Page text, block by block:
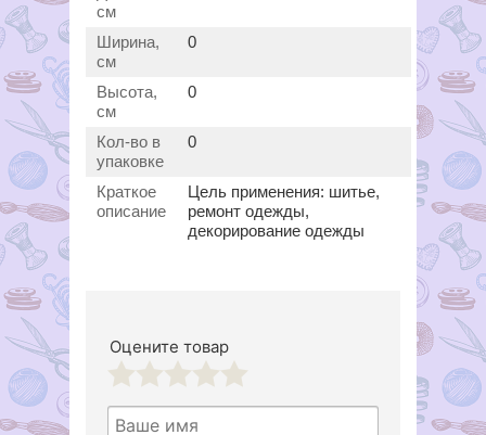
см
Ширина,
см
0
Высота,
см
0
Кол-во в
упаковке
0
Краткое
описание
Цель применения: шитье,
ремонт одежды,
декорирование одежды
Оцените товар